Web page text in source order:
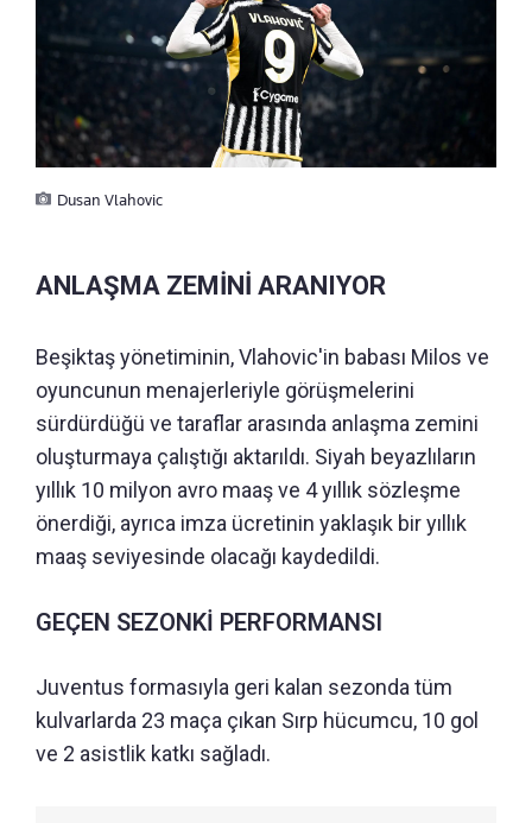
Dusan Vlahovic
ANLAŞMA ZEMİNİ ARANIYOR
Beşiktaş yönetiminin, Vlahovic'in babası Milos ve
oyuncunun menajerleriyle görüşmelerini
sürdürdüğü ve taraflar arasında anlaşma zemini
oluşturmaya çalıştığı aktarıldı. Siyah beyazlıların
yıllık 10 milyon avro maaş ve 4 yıllık sözleşme
önerdiği, ayrıca imza ücretinin yaklaşık bir yıllık
maaş seviyesinde olacağı kaydedildi.
GEÇEN SEZONKİ PERFORMANSI
Juventus formasıyla geri kalan sezonda tüm
kulvarlarda 23 maça çıkan Sırp hücumcu, 10 gol
ve 2 asistlik katkı sağladı.